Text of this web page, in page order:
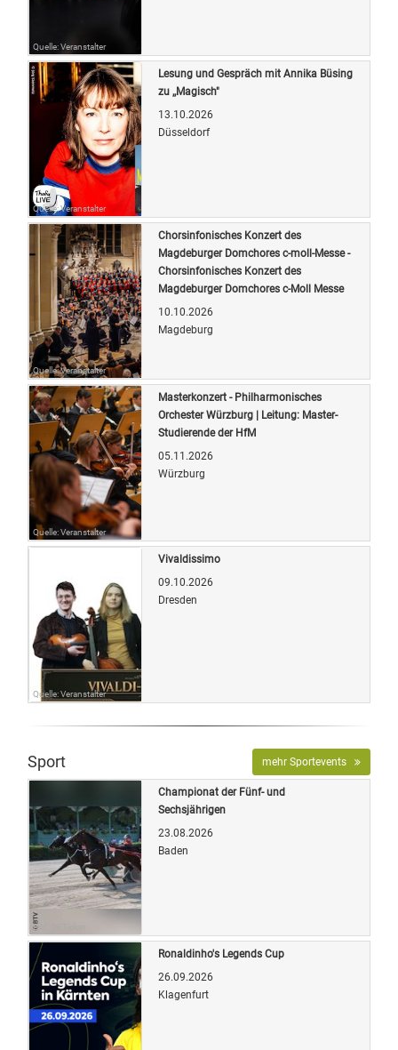
Quelle: Veranstalter
Quelle: Veranstalter
Lesung und Gespräch mit Annika Büsing
zu ,,Magisch"
13.10.2026
Düsseldorf
Quelle: Veranstalter
Chorsinfonisches Konzert des
Magdeburger Domchores c-moll-Messe -
Chorsinfonisches Konzert des
Magdeburger Domchores c-Moll Messe
10.10.2026
Magdeburg
Quelle: Veranstalter
Masterkonzert - Philharmonisches
Orchester Würzburg | Leitung: Master-
Studierende der HfM
05.11.2026
Würzburg
Quelle: Veranstalter
Vivaldissimo
09.10.2026
Dresden
Sport mehr Sportevents
Bild: OETicket
Championat der Fünf- und
Sechsjährigen
23.08.2026
Baden
Ronaldinho's Legends Cup
26.09.2026
Klagenfurt